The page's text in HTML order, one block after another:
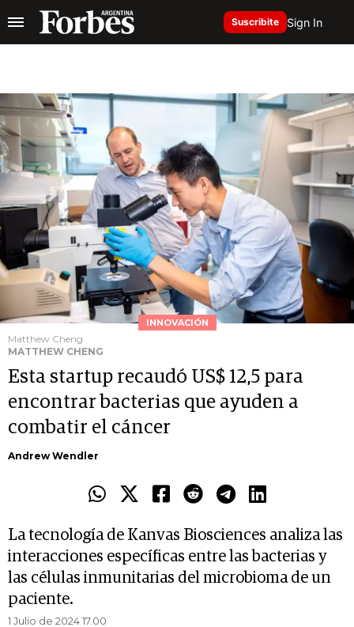
Suscribite Sign In
INNOVACIÓN
Matthew Cheng
MATTHEW CHENG
Esta startup recaudó US$ 12,5 para
encontrar bacterias que ayuden a
combatir el cáncer
Andrew Wendler
La tecnología de Kanvas Biosciences analiza las
interacciones específicas entre las bacterias y
las células inmunitarias del microbioma de un
paciente.
1 Julio de 2024 17.00